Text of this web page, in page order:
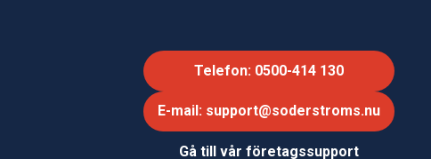
Telefon: 0500-414 130
E-mail: support@soderstroms.nu
Gå till vår företagssupport